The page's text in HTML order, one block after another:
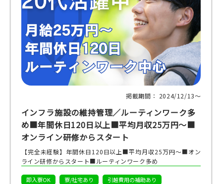
掲載期間： 2024/12/13〜
インフラ施設の維持管理／ルーティンワーク多
め■年間休日120日以上■平均月収25万円～■
オンライン研修からスタート
【完全未経験】年間休日120日以上■平均月収25万円～■オン
ライン研修からスタート■ルーティンワーク多め
即入寮OK 寮/社宅あり
引越費用の補助あり